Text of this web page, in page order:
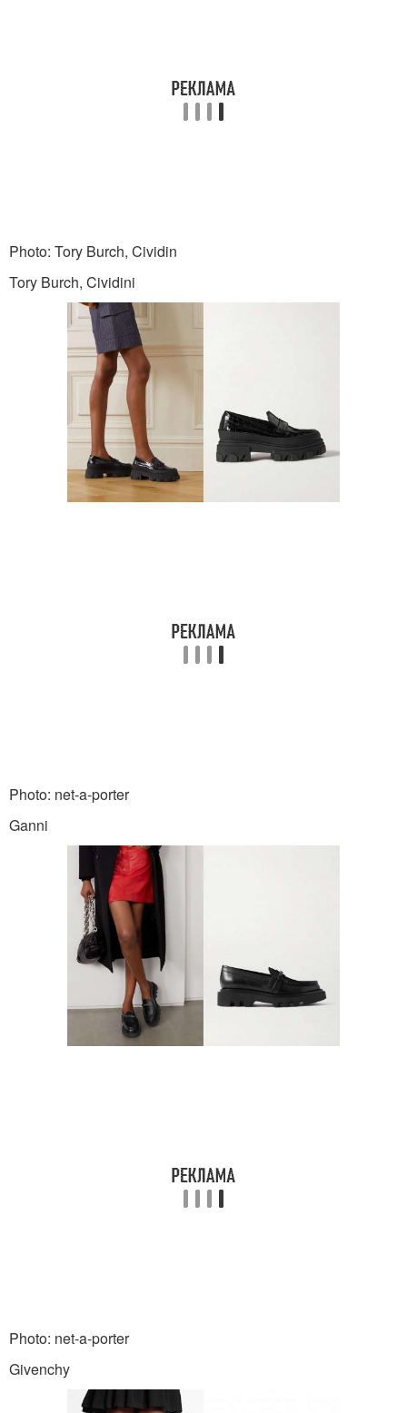
Photo: Tory Burch, Cividin
Tory Burch, Cividini
Photo: net-a-porter
Ganni
Photo: net-a-porter
Givenchy